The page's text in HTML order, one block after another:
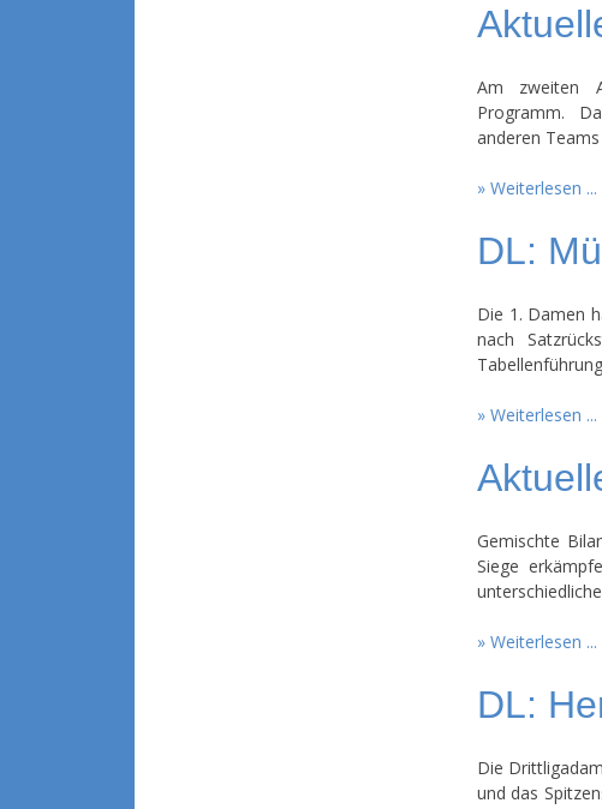
Am zweiten
Programm.
anderen
Weiterlesen ...
DL:
Die 1. Damen
nach
Weiterlesen ...
Gemischte
Siege
Weiterlesen ...
DL:
Die
und das